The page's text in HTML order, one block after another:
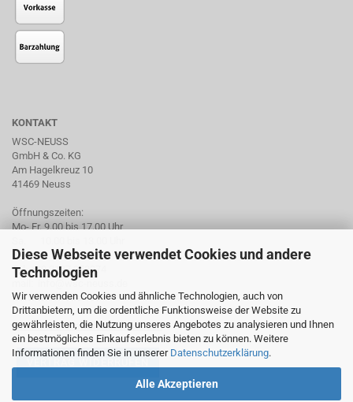
Diese Webseite verwendet Cookies und andere
Technologien
Wir verwenden Cookies und ähnliche Technologien, auch von
Drittanbietern, um die ordentliche Funktionsweise der Website zu
gewährleisten, die Nutzung unseres Angebotes zu analysieren und Ihnen
ein bestmögliches Einkaufserlebnis bieten zu können. Weitere
Informationen finden Sie in unserer Datenschutzerklärung.
Alle Akzeptieren
KONTAKT
WSC-NEUSS
GmbH & Co. KG
Am Hagelkreuz 10
41469 Neuss
Öffnungszeiten:
Mo- Fr. 9.00 bis 17.00 Uhr
Tel. +49 2137 959974
mail: info@wsc-neuss.de
www.wsc-neuss.de
Für unseren Newsletter anmelden